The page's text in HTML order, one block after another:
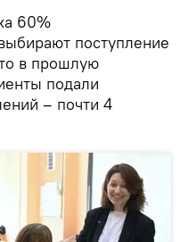
60%
поступление
в прошлую
подали
– почти 4